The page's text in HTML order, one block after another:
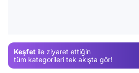
Keşfet ile ziyaret ettiğin
tüm kategorileri tek akışta gör!